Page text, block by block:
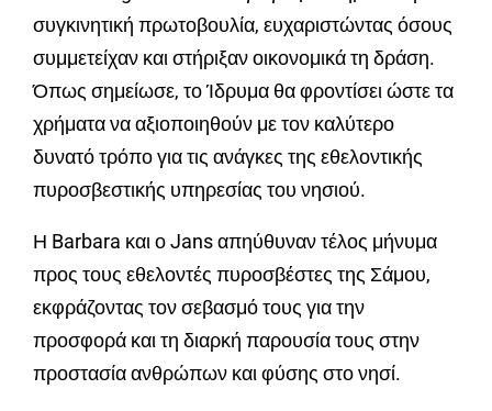
συγκινητική πρωτοβουλία, ευχαριστώντας όσους
συμμετείχαν και στήριξαν οικονομικά τη δράση.
Όπως σημείωσε, το Ίδρυμα θα φροντίσει ώστε τα
χρήματα να αξιοποιηθούν με τον καλύτερο
δυνατό τρόπο για τις ανάγκες της εθελοντικής
πυροσβεστικής υπηρεσίας του νησιού.
Η Barbara και ο Jans απηύθυναν τέλος μήνυμα
προς τους εθελοντές πυροσβέστες της Σάμου,
εκφράζοντας τον σεβασμό τους για την
προσφορά και τη διαρκή παρουσία τους στην
προστασία ανθρώπων και φύσης στο νησί.